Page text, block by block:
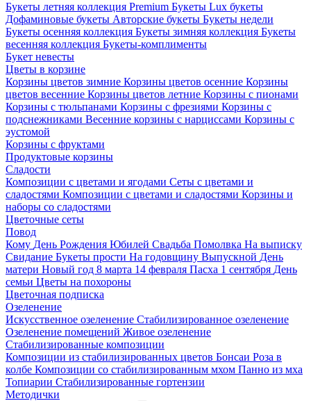
Букеты летняя коллекция Premium Букеты Lux букеты
Дофаминовые букеты Авторские букеты Букеты недели
Букеты осенняя коллекция Букеты зимняя коллекция Букеты
весенняя коллекция Букеты-комплименты
Букет невесты
Цветы в корзине
Корзины цветов зимние Корзины цветов осенние Корзины
цветов весенние Корзины цветов летние Корзины с пионами
Корзины с тюльпанами Корзины с фрезиями Корзины с
подснежниками Весенние корзины с нарциссами Корзины с
эустомой
Корзины с фруктами
Продуктовые корзины
Сладости
Композиции с цветами и ягодами Сеты с цветами и
сладостями Композиции с цветами и сладостями Корзины и
наборы со сладостями
Цветочные сеты
Повод
Кому День Рождения Юбилей Свадьба Помолвка На выписку
Свидание Букеты прости На годовщину Выпускной День
матери Новый год 8 марта 14 февраля Пасха 1 сентября День
семьи Цветы на похороны
Цветочная подписка
Озеленение
Искусственное озеленение Стабилизированное озеленение
Озеленение помещений Живое озеленение
Стабилизированные композиции
Композиции из стабилизированных цветов Бонсаи Роза в
колбе Композиции со стабилизированным мхом Панно из мха
Топиарии Стабилизированные гортензии
Методички